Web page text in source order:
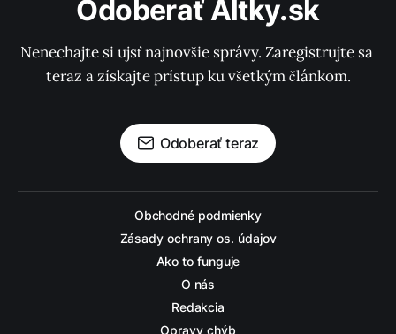
Odoberať Altky.sk
Nenechajte si ujsť najnovšie správy. Zaregistrujte sa
teraz a získajte prístup ku všetkým článkom.
Odoberať teraz
Obchodné podmienky
Zásady ochrany os. údajov
Ako to funguje
O nás
Redakcia
Opravy chýb